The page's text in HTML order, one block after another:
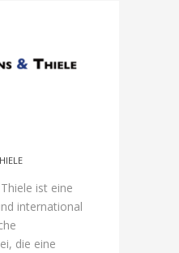
ist eine
international
die eine